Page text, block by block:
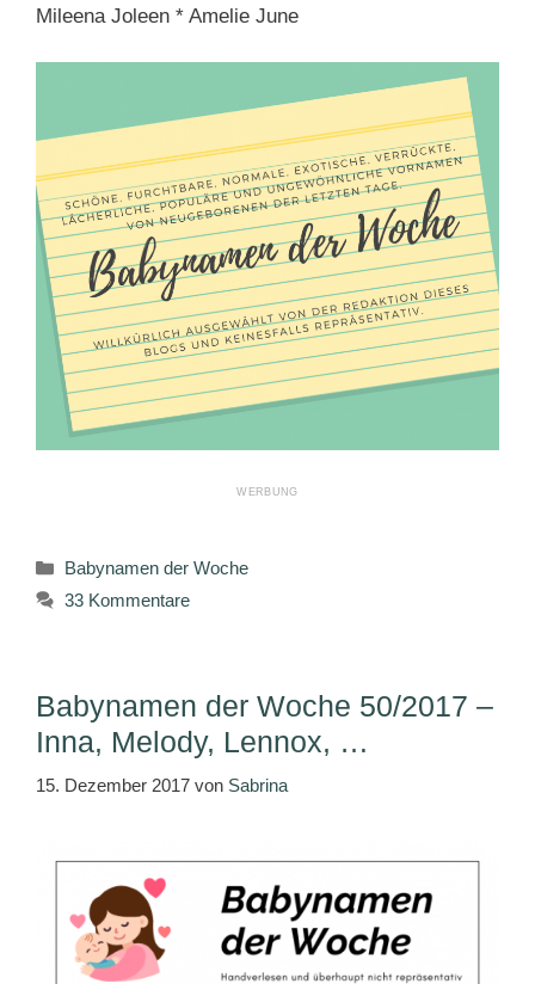
Mileena Joleen * Amelie June
Kategorien
Babynamen der Woche
33 Kommentare
Babynamen der Woche 50/2017 –
Inna, Melody, Lennox, …
15. Dezember 2017 von Sabrina